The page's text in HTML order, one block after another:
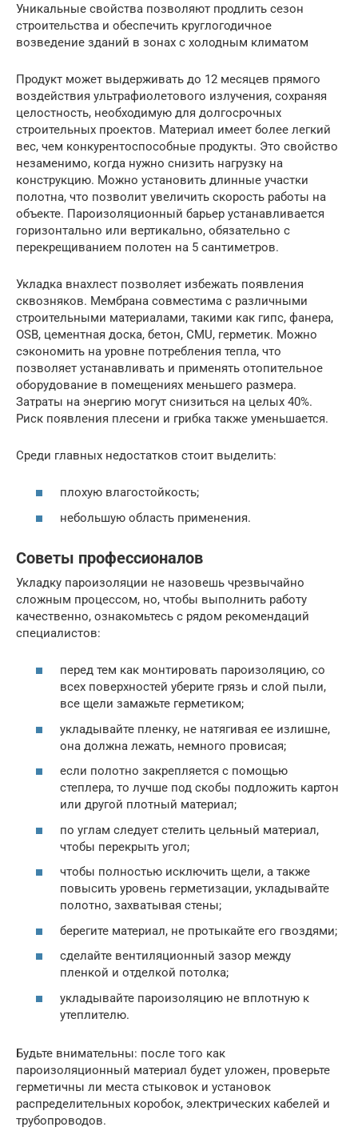
Уникальные свойства позволяют продлить сезон
строительства и обеспечить круглогодичное
возведение зданий в зонах с холодным климатом
Продукт может выдерживать до 12 месяцев прямого
воздействия ультрафиолетового излучения, сохраняя
целостность, необходимую для долгосрочных
строительных проектов. Материал имеет более легкий
вес, чем конкурентоспособные продукты. Это свойство
незаменимо, когда нужно снизить нагрузку на
конструкцию. Можно установить длинные участки
полотна, что позволит увеличить скорость работы на
объекте. Пароизоляционный барьер устанавливается
горизонтально или вертикально, обязательно с
перекрещиванием полотен на 5 сантиметров.
Укладка внахлест позволяет избежать появления
сквозняков. Мембрана совместима с различными
строительными материалами, такими как гипс, фанера,
OSB, цементная доска, бетон, CMU, герметик. Можно
сэкономить на уровне потребления тепла, что
позволяет устанавливать и применять отопительное
оборудование в помещениях меньшего размера.
Затраты на энергию могут снизиться на целых 40%.
Риск появления плесени и грибка также уменьшается.
Среди главных недостатков стоит выделить:
плохую влагостойкость;
небольшую область применения.
Советы профессионалов
Укладку пароизоляции не назовешь чрезвычайно
сложным процессом, но, чтобы выполнить работу
качественно, ознакомьтесь с рядом рекомендаций
специалистов:
перед тем как монтировать пароизоляцию, со
всех поверхностей уберите грязь и слой пыли,
все щели замажьте герметиком;
укладывайте пленку, не натягивая ее излишне,
она должна лежать, немного провисая;
если полотно закрепляется с помощью
степлера, то лучше под скобы подложить картон
или другой плотный материал;
по углам следует стелить цельный материал,
чтобы перекрыть угол;
чтобы полностью исключить щели, а также
повысить уровень герметизации, укладывайте
полотно, захватывая стены;
берегите материал, не протыкайте его гвоздями;
сделайте вентиляционный зазор между
пленкой и отделкой потолка;
укладывайте пароизоляцию не вплотную к
утеплителю.
Будьте внимательны: после того как
пароизоляционный материал будет уложен, проверьте
герметичны ли места стыковок и установок
распределительных коробок, электрических кабелей и
трубопроводов.